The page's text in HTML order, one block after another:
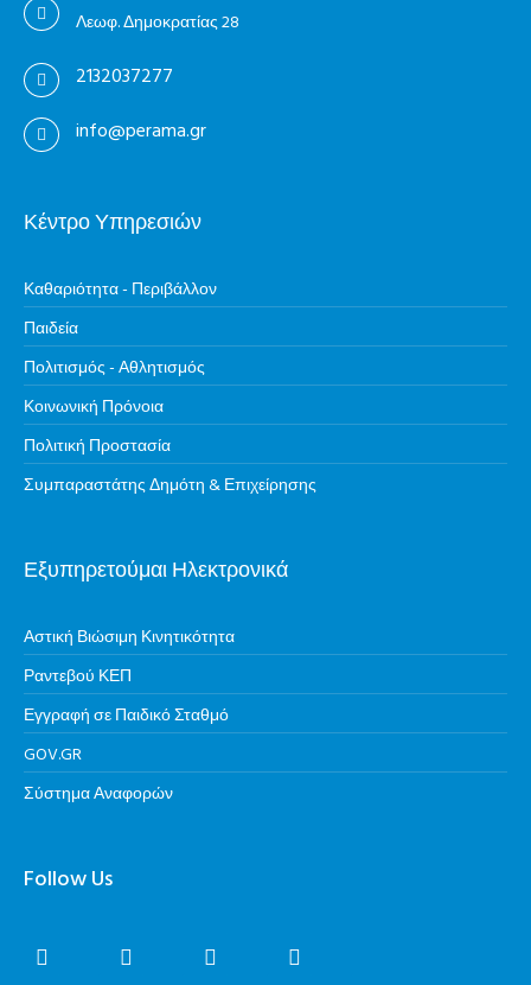
Λεωφ. Δημοκρατίας 28
2132037277
info@perama.gr
Κέντρο Υπηρεσιών
Καθαριότητα - Περιβάλλον
Παιδεία
Πολιτισμός - Αθλητισμός
Κοινωνική Πρόνοια
Πολιτική Προστασία
Συμπαραστάτης Δημότη & Επιχείρησης
Εξυπηρετούμαι Ηλεκτρονικά
Αστική Βιώσιμη Κινητικότητα
Ραντεβού ΚΕΠ
Εγγραφή σε Παιδικό Σταθμό
GOV.GR
Σύστημα Αναφορών
Follow Us